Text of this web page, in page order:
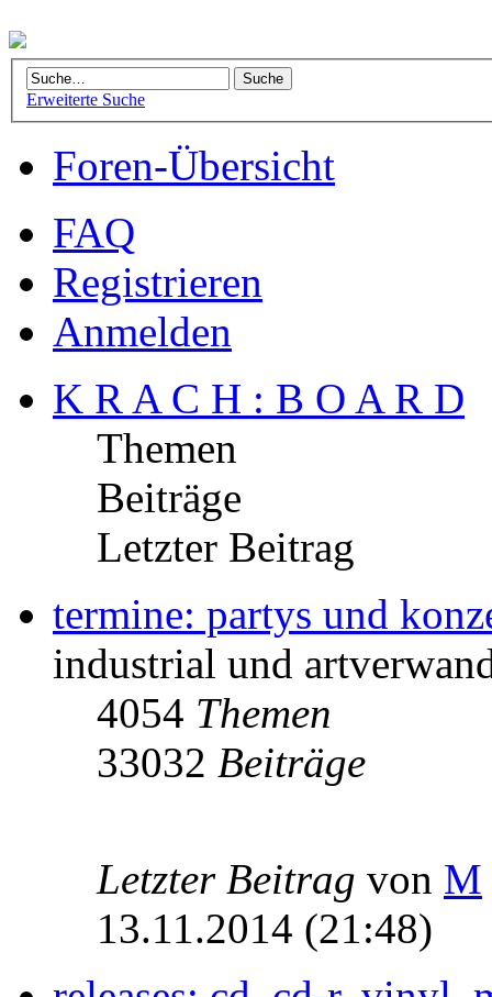
Erweiterte Suche
Foren-Übersicht
FAQ
Registrieren
Anmelden
K R A C H : B O A R D
Themen
Beiträge
Letzter Beitrag
termine: partys und
industrial und
4054 Themen
33032 Beiträge
Letzter Beitrag von M
13.11.2014 (21:48)